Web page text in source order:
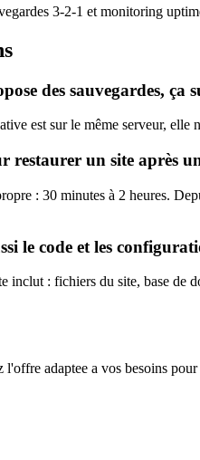
3-2-1 et monitoring
des sauvegardes, ça
est sur le même serveur,
restaurer un site après
: 30 minutes à 2 heures.
le code et les
inclut : fichiers du site, base de
adaptee a vos besoins